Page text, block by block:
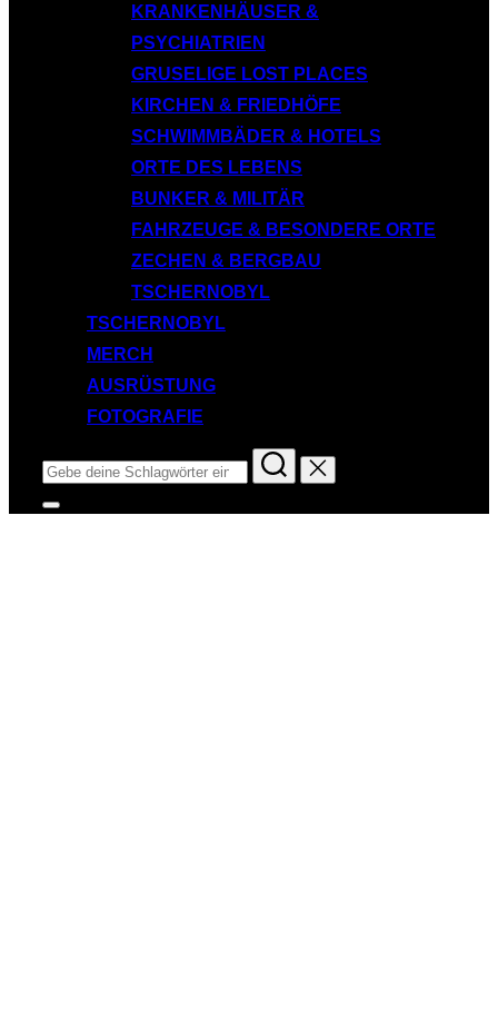
KRANKENHÄUSER &
PSYCHIATRIEN
GRUSELIGE LOST PLACES
KIRCHEN & FRIEDHÖFE
SCHWIMMBÄDER & HOTELS
ORTE DES LEBENS
BUNKER & MILITÄR
FAHRZEUGE & BESONDERE ORTE
ZECHEN & BERGBAU
TSCHERNOBYL
TSCHERNOBYL
MERCH
AUSRÜSTUNG
FOTOGRAFIE
Suchen
nach:
Seitenleiste